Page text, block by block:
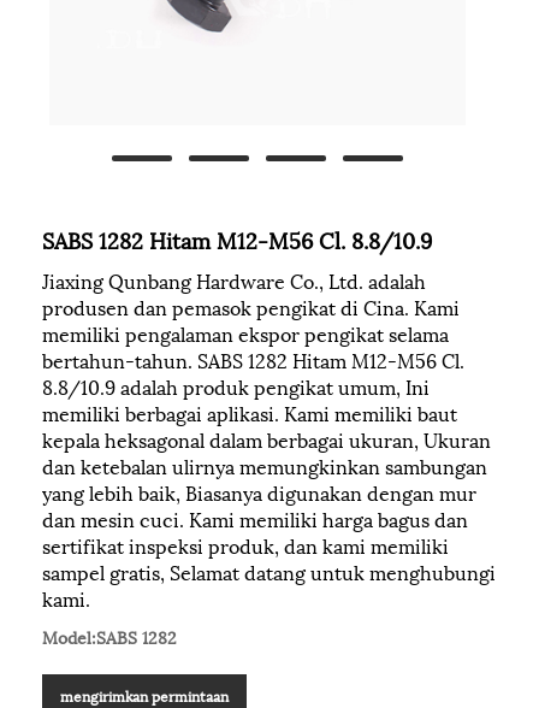
SABS 1282 Hitam M12-M56 Cl. 8.8/10.9
Jiaxing Qunbang Hardware Co., Ltd. adalah
produsen dan pemasok pengikat di Cina. Kami
memiliki pengalaman ekspor pengikat selama
bertahun-tahun. SABS 1282 Hitam M12-M56 Cl.
8.8/10.9 adalah produk pengikat umum, Ini
memiliki berbagai aplikasi. Kami memiliki baut
kepala heksagonal dalam berbagai ukuran, Ukuran
dan ketebalan ulirnya memungkinkan sambungan
yang lebih baik, Biasanya digunakan dengan mur
dan mesin cuci. Kami memiliki harga bagus dan
sertifikat inspeksi produk, dan kami memiliki
sampel gratis, Selamat datang untuk menghubungi
kami.
Model:SABS 1282
mengirimkan permintaan